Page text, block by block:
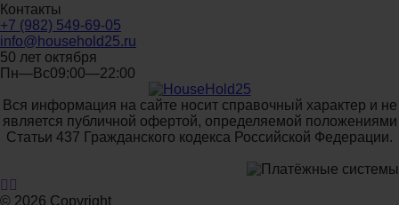
Контакты
+7 (982) 549-69-05
info@household25.ru
50 лет октября
Пн—Вс09:00—22:00
Вся информация на сайте носит справочный характер и не
является публичной офертой, определяемой положениями
Статьи 437 Гражданского кодекса Российской Федерации.
© 2026 Copyright